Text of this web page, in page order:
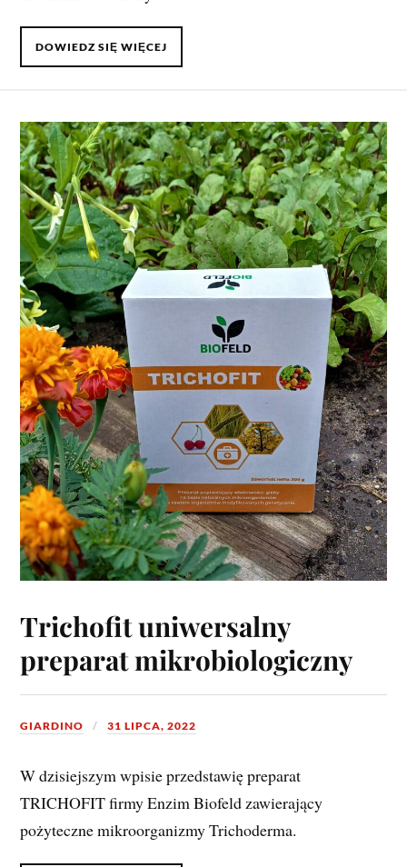
DOWIEDZ SIĘ WIĘCEJ
Trichofit uniwersalny
preparat mikrobiologiczny
GIARDINO 31 LIPCA, 2022
W dzisiejszym wpisie przedstawię preparat
TRICHOFIT firmy Enzim Biofeld zawierający
pożyteczne mikroorganizmy Trichoderma.